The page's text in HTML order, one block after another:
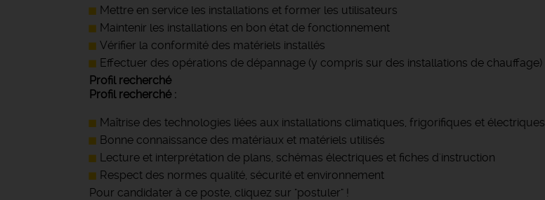
Mettre en service les installations et former les utilisateurs
Maintenir les installations en bon état de fonctionnement
Vérifier la conformité des matériels installés
Effectuer des opérations de dépannage (y compris sur des installations de chauffage)
Profil recherché
Profil recherché :
Maîtrise des technologies liées aux installations climatiques, frigorifiques et électriques
Bonne connaissance des matériaux et matériels utilisés
Lecture et interprétation de plans, schémas électriques et fiches d'instruction
Respect des normes qualité, sécurité et environnement
Pour candidater à ce poste, cliquez sur "postuler" !